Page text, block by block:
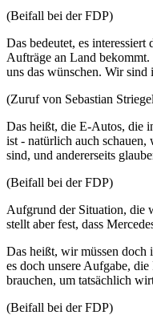
(Beifall bei der FDP)
Das bedeutet, es
Aufträge an Land
uns das wünschen. Wir
(Zuruf von Sebastian
Das heißt, die E-Autos, die
ist - natürlich auch
sind, und andererseits
(Beifall bei der FDP)
Aufgrund der Situation, die
stellt aber fest, dass
Das heißt, wir müssen doch
es doch unsere Aufgabe,
brauchen, um tatsächlich
(Beifall bei der FDP)